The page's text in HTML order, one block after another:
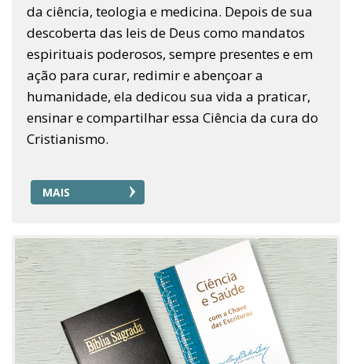
da ciência, teologia e medicina. Depois de sua
descoberta das leis de Deus como mandatos
espirituais poderosos, sempre presentes e em
ação para curar, redimir e abençoar a
humanidade, ela dedicou sua vida a praticar,
ensinar e compartilhar essa Ciência da cura do
Cristianismo.
MAIS